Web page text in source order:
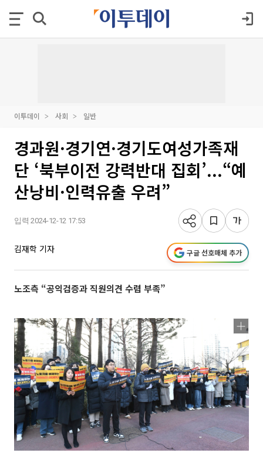
이투데이 사회 일반
경과원·경기연·경기도여성가족재
단 ‘북부이전 강력반대 집회’...“예
산낭비·인력유출 우려”
입력 2024-12-12 17:53
김재학 기자 구글 선호매체 추가
노조측 “공익검증과 직원의견 수렴 부족”